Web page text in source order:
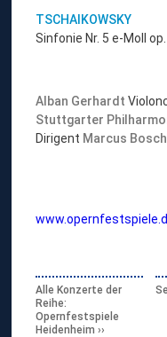
TSCHAIKOWSKY
Sinfonie Nr. 5 e-Moll
Alban Gerhardt
Stuttgarter
Dirigent Marcus Bosch
Alle Konzerte der
Reihe:
Opernfestspiele
Heidenheim